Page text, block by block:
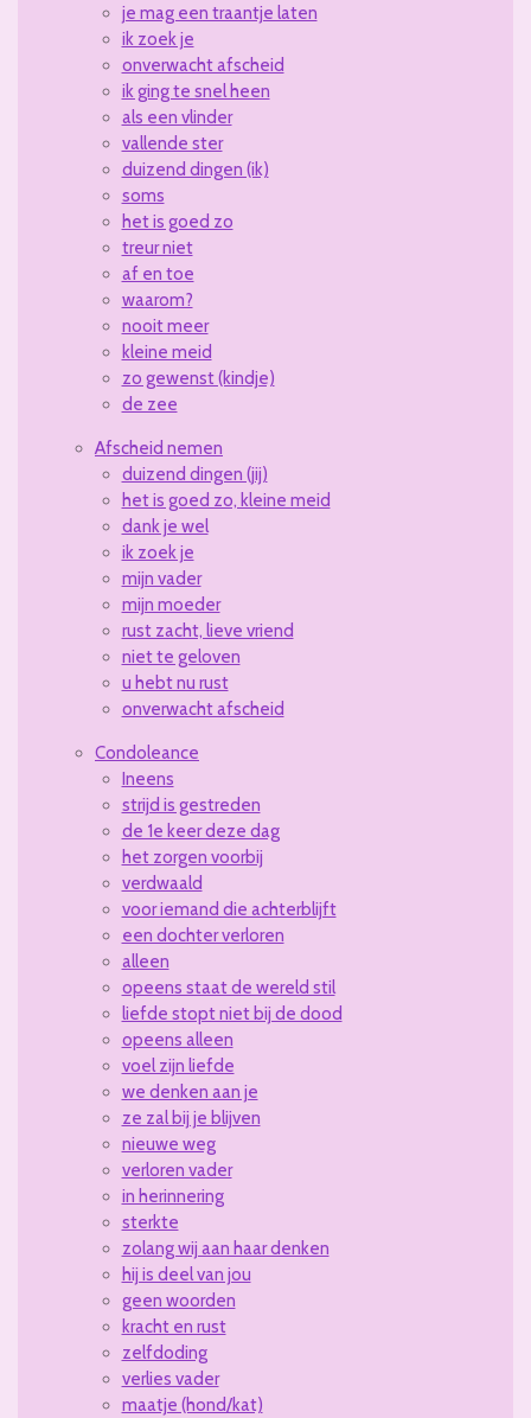
je mag een traantje laten
ik zoek je
onverwacht afscheid
ik ging te snel heen
als een vlinder
vallende ster
duizend dingen (ik)
soms
het is goed zo
treur niet
af en toe
waarom?
nooit meer
kleine meid
zo gewenst (kindje)
de zee
Afscheid nemen
duizend dingen (jij)
het is goed zo, kleine meid
dank je wel
ik zoek je
mijn vader
mijn moeder
rust zacht, lieve vriend
niet te geloven
u hebt nu rust
onverwacht afscheid
Condoleance
Ineens
strijd is gestreden
de 1e keer deze dag
het zorgen voorbij
verdwaald
voor iemand die achterblijft
een dochter verloren
alleen
opeens staat de wereld stil
liefde stopt niet bij de dood
opeens alleen
voel zijn liefde
we denken aan je
ze zal bij je blijven
nieuwe weg
verloren vader
in herinnering
sterkte
zolang wij aan haar denken
hij is deel van jou
geen woorden
kracht en rust
zelfdoding
verlies vader
maatje (hond/kat)